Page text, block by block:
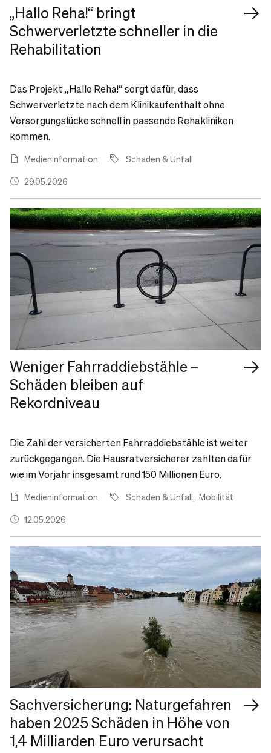
„Hallo Reha!“ bringt
Schwerverletzte schneller in die
Rehabilitation
Das Projekt „Hallo Reha!“ sorgt dafür, dass
Schwerverletzte nach dem Klinikaufenthalt ohne
Versorgungslücke schnell in passende Rehakliniken
kommen.
Medieninformation Schaden & Unfall
29.05.2026
Weniger Fahrraddiebstähle –
Schäden bleiben auf
Rekordniveau
Die Zahl der versicherten Fahrraddiebstähle ist weiter
zurückgegangen. Die Hausratversicherer zahlten dafür
wie im Vorjahr insgesamt rund 150 Millionen Euro.
Medieninformation Schaden & Unfall Mobilität
12.05.2026
Sachversicherung: Naturgefahren
haben 2025 Schäden in Höhe von
1,4 Milliarden Euro verursacht